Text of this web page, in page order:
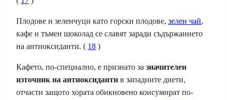
Плодове и зеленчуци като горски плодове, зелен чай,
кафе и тъмен шоколад се славят заради съдържанието
на антиоксиданти. ( 18 )
Кафето, по-специално, е признато за значителен
източник на антиоксиданти в западните диети,
отчасти защото хората обикновено консумират по-